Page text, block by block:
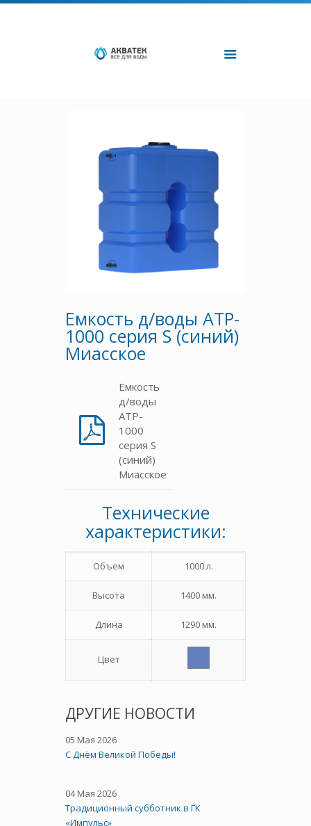
Емкость д/воды ATP-
1000 серия S (синий)
Миасское
Емкость
д/воды
ATP-
1000
серия S
(синий)
Миасское
Технические
характеристики:
Объем 1000 л.
Высота 1400 мм.
Длина 1290 мм.
Цвет
ДРУГИЕ НОВОСТИ
05 Мая 2026
C Днём Великой Победы!
04 Мая 2026
Традиционный субботник в ГК
«Импульс»